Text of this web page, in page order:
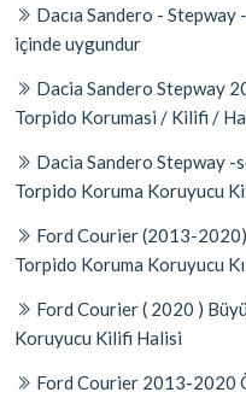
Dacıa Sandero -
içinde uygundur
Dacia Sandero Stepway
Torpido Korumasi / Kilifi /
Dacia Sandero Stepway
Torpido Koruma Koruyucu
Ford Courier (2013-
Torpido Koruma Koruyucu
Ford Courier ( 2020 )
Koruyucu Kilifi Halisi
Ford Courier 2013-2020